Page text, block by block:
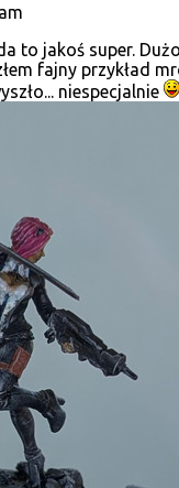
to jakoś super.
fajny przykład
niespecjalnie